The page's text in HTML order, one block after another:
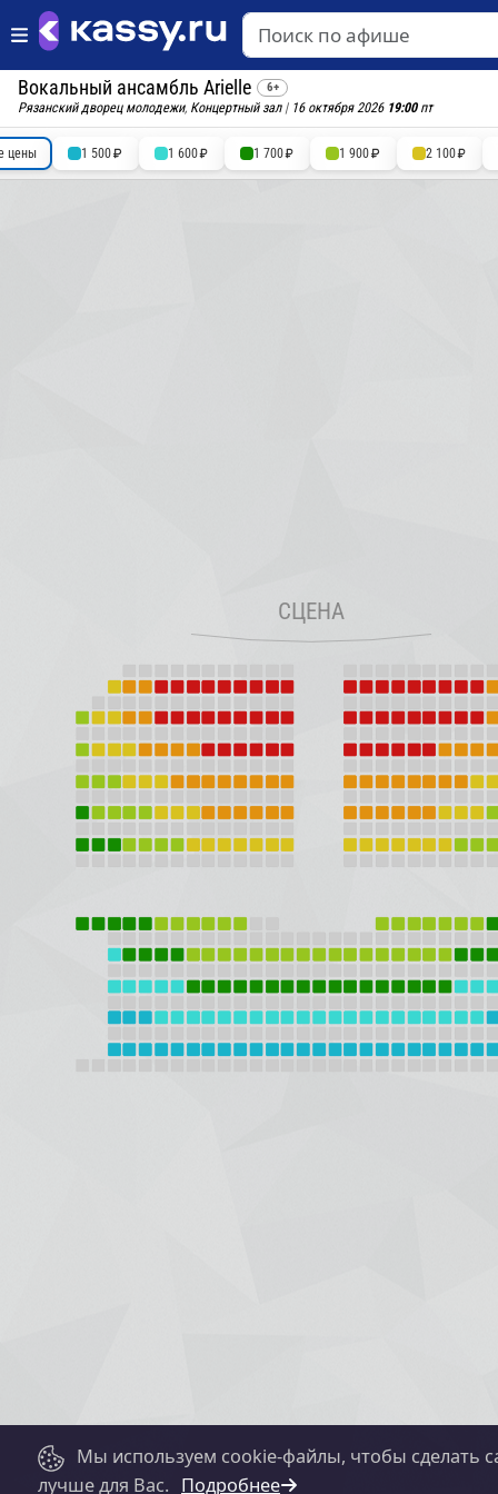
Вокальный ансамбль Arielle 6+
Рязанский дворец молодежи, Концертный зал| 16 октября 2026 19:00пт
цены 1 500 1 600 1 700 1 900 2 100
Мы используем cookie-файлы, чтобы сделать
лучше для Вас. Подробнее